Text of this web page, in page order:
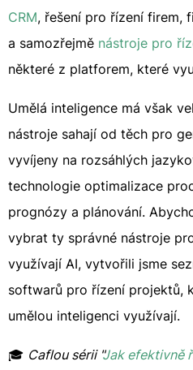
CRM, řešení pro řízení firem,
a samozřejmě nástroje pro
některé z platforem, které
Umělá inteligence má však
nástroje sahají od těch pro
vyvíjeny na rozsáhlých
technologie optimalizace
prognózy a plánování.
vybrat ty správné nástroje
využívají AI, vytvořili jsme
softwarů pro řízení projektů,
umělou inteligenci využívají.
🎓 Caflou sérii " Jak efektivně